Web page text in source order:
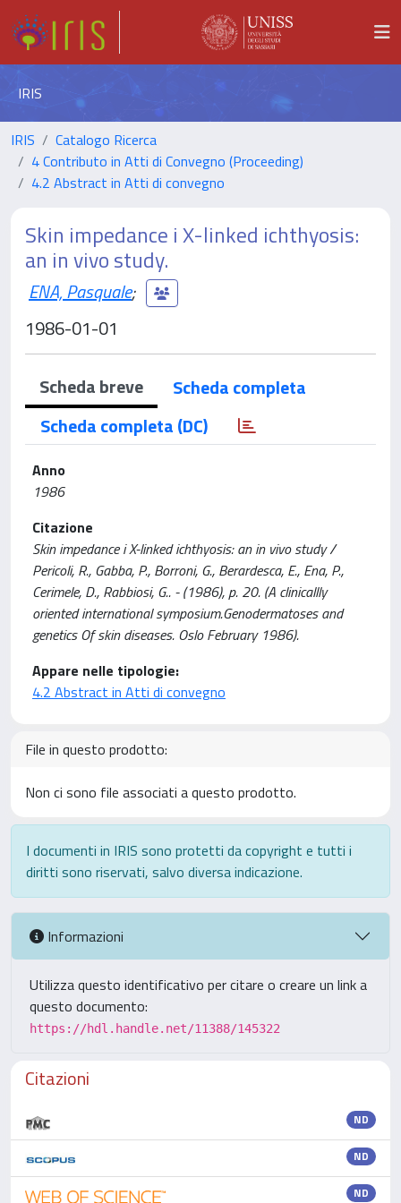
IRIS
IRIS
Catalogo Ricerca
4 Contributo in Atti di Convegno (Proceeding)
4.2 Abstract in Atti di convegno
Skin impedance i X-linked ichthyosis:
an in vivo study.
ENA, Pasquale;
1986-01-01
Scheda breve
Scheda completa
Scheda completa (DC)
Anno
1986
Citazione
Skin impedance i X-linked ichthyosis: an in vivo study /
Pericoli, R., Gabba, P., Borroni, G., Berardesca, E., Ena, P.,
Cerimele, D., Rabbiosi, G.. - (1986), p. 20. (A clinicallly
oriented international symposium.Genodermatoses and
genetics Of skin diseases. Oslo February 1986).
Appare nelle tipologie:
4.2 Abstract in Atti di convegno
File in questo prodotto:
Non ci sono file associati a questo prodotto.
I documenti in IRIS sono protetti da copyright e tutti i
diritti sono riservati, salvo diversa indicazione.
Informazioni
Utilizza questo identificativo per citare o creare un link a
questo documento:
https://hdl.handle.net/11388/145322
Citazioni
ND
ND
ND